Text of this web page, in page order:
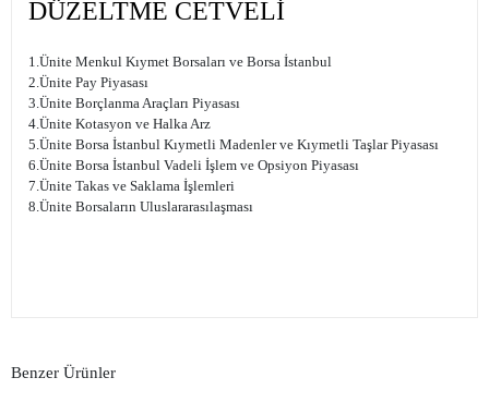
DÜZELTME CETVELİ
1.Ünite Menkul Kıymet Borsaları ve Borsa İstanbul
2.Ünite Pay Piyasası
3.Ünite Borçlanma Araçları Piyasası
4.Ünite Kotasyon ve Halka Arz
5.Ünite Borsa İstanbul Kıymetli Madenler ve Kıymetli Taşlar Piyasası
6.Ünite Borsa İstanbul Vadeli İşlem ve Opsiyon Piyasası
7.Ünite Takas ve Saklama İşlemleri
8.Ünite Borsaların Uluslararasılaşması
Benzer Ürünler